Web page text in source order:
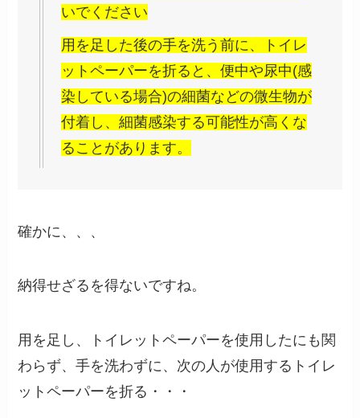
いでください
用を足した後の手を洗う前に、トイレ
ットペーパーを折ると、便中や尿中(感
染している場合)の細菌などの微生物が
付着し、細菌感染する可能性が高くな
ることがあります。
確かに、、、
納得せざるを得ないですね。
用を足し、トイレットペーパーを使用したにも関
わらず、手を洗わずに、次の人が使用するトイレ
ットペーパーを折る・・・